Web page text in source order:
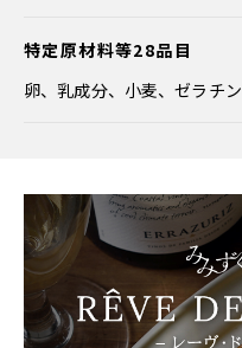
特定原材料等28品目
卵、乳成分、小麦、ゼラチン